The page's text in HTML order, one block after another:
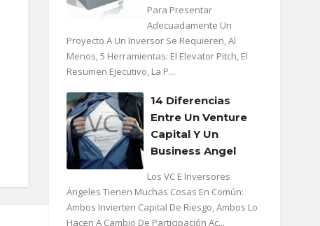
Para Presentar
Adecuadamente Un
Proyecto A Un Inversor Se Requieren, Al
Menos, 5 Herramientas: El Elevator Pitch, El
Resumen Ejecutivo, La P...
14 Diferencias
Entre Un Venture
Capital Y Un
Business Angel
Los VC E Inversores
Ángeles Tienen Muchas Cosas En Común:
Ambos Invierten Capital De Riesgo, Ambos Lo
Hacen A Cambio De Participación Ac...